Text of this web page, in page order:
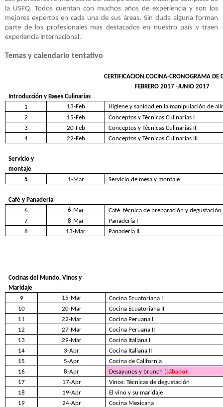
la USFQ. Todos cuentan con muchos años de experiencia y son los
mejores expertos en cada una de sus áreas. Sin duda alguna forman
parte de los profesionales mas destacados en nuestro país y traen
experiencia internacional.
Temas y calendario tentativo
CERTIFICACION COCINA-CRONOGRAMA DE
FEBRERO 2017 -JUNIO 2017
Introducción y Bases Culinarias
1
13-Feb
Higiene y sanidad en la manipulación de
2
15-Feb
Conceptos y Técnicas Culinarias I
3
20-Feb
Conceptos y Técnicas Culinarias II
4
22-Feb Conceptos y Técnicas Culinarias III
Servicio y
montaje
5
1-Mar Servicio de mesa y montaje
Café y Panadería
6
6-Mar
Café: técnica de preparación y degustación
7
8-Mar
Panadería I
8
13-Mar Panadería II
Cocinas del Mundo, Vinos y
Maridaje
9
15-Mar
Cocina Ecuatoriana I
10
20-Mar
Cocina Ecuatoriana II
11
22-Mar
Cocina Peruana I
12
27-Mar
Cocina Peruana II
13
29-Mar
Cocina Italiana I
14
3-Apr
Cocina Italiana II
15
5-Apr
Cocina de California
16
8-Apr Desayunos y brunch (sábado)
17
17-Apr
Vinos: Técnicas de degustación
18
19-Apr
El vino y su maridaje
19
24-Apr Cocina Mexicana